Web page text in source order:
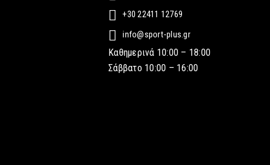
+30 22411 12769
info@sport-plus.gr
Καθημερινά 10:00 – 18:00
Σάββατο 10:00 – 16:00